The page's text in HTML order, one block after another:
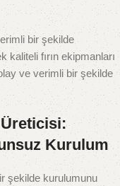
bir şekilde
fırın ekipmanları
ve verimli bir şekilde
Üreticisi:
Kurulum
şekilde kurulumunu